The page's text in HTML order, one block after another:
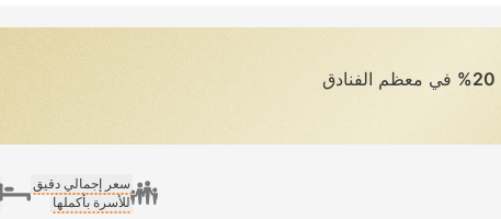
20% في معظم الفنادق
سعر إجمالي دقيق
للأسرة بأكملها